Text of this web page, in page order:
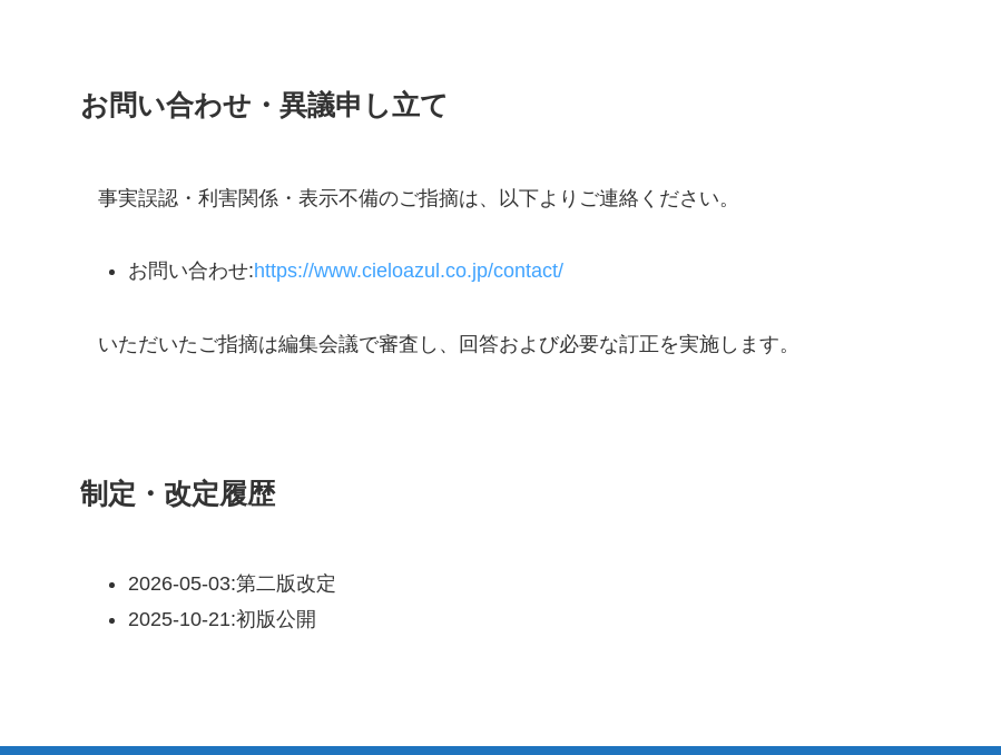
お問い合わせ・異議申し立て
事実誤認・利害関係・表示不備のご指摘は、以下よりご連絡ください。
お問い合わせ:https://www.cieloazul.co.jp/contact/
いただいたご指摘は編集会議で審査し、回答および必要な訂正を実施します。
制定・改定履歴
2026-05-03:第二版改定
2025-10-21:初版公開